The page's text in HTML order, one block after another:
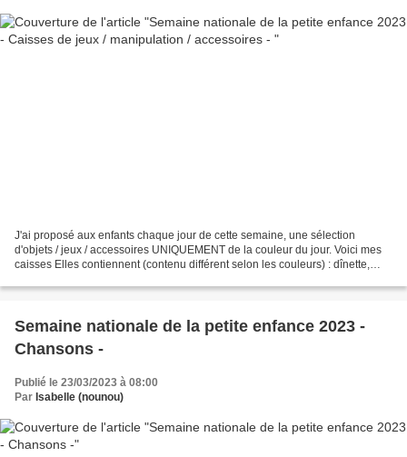
J'ai proposé aux enfants chaque jour de cette semaine, une sélection
d'objets / jeux / accessoires UNIQUEMENT de la couleur du jour. Voici mes
caisses Elles contiennent (contenu différent selon les couleurs) : dînette,
Semaine nationale de la petite enfance 2023 -
Chansons -
Publié le 23/03/2023 à 08:00
Par Isabelle (nounou)